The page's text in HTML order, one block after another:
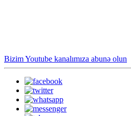
Bizim Youtube kanalımıza abunə olun